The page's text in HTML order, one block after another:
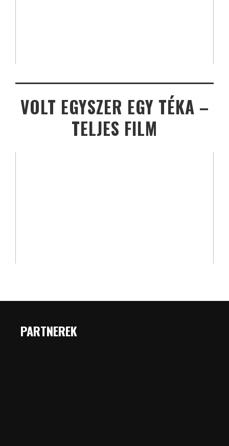
VOLT EGYSZER EGY TÉKA –
TELJES FILM
PARTNEREK